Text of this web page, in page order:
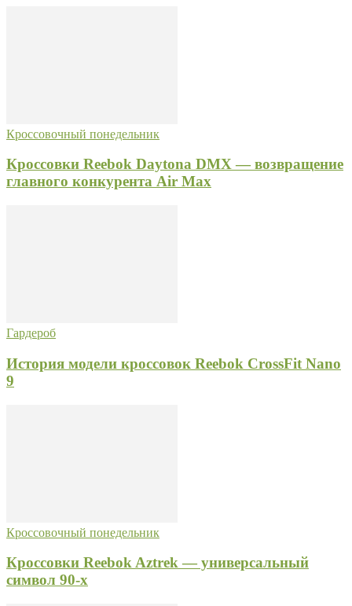
Кроссовочный понедельник
Кроссовки Reebok Daytona DMX — возвращение
главного конкурента Air Max
Гардероб
История модели кроссовок Reebok CrossFit Nano
9
Кроссовочный понедельник
Кроссовки Reebok Aztrek — универсальный
символ 90-х